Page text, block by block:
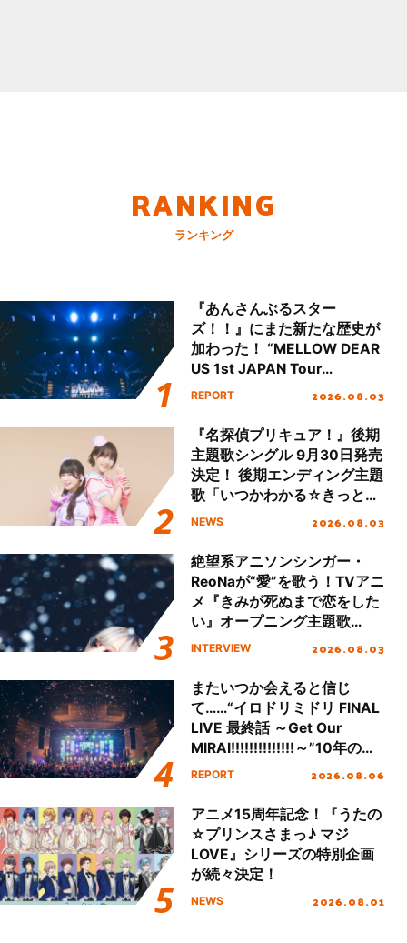
RANKING
ランキング
『あんさんぶるスター
ズ！！』にまた新たな歴史が
加わった！ “MELLOW DEAR
US 1st JAPAN Tour
Final「NICE to meet YOU
ート!!
REPORT 2026.08.03
『名探偵プリキュア！』後期
主題歌シングル 9月30日発売
決定！ 後期エンディング主題
歌「いつかわかる☆きっとあ
える」TVサイズ先行配信開
NEWS 2026.08.03
絶望系アニソンシンガー・
ReoNaが“愛”を歌う！TVアニ
メ『きみが死ぬまで恋をした
い』オープニング主題歌
「Amore」インタビュー
INTERVIEW 2026.08.03
またいつか会えると信じ
て……“イロドリミドリ FINAL
LIVE 最終話 ～Get Our
MIRAI!!!!!!!!!!!!!!～”10年の活
動を経てファイナルを迎える
REPORT 2026.08.06
アニメ15周年記念！『うたの
☆プリンスさまっ♪ マジ
LOVE』シリーズの特別企画
が続々決定！
NEWS 2026.08.01